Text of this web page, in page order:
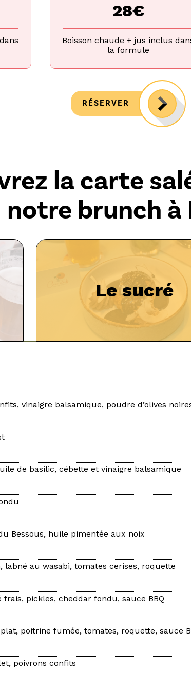
28€
Boisson chaude + jus inclus
la formule
RÉSERVER
la carte
notre brunch à
Le sucré
vinaigre balsamique, poudre d’olives
de basilic, cébette et vinaigre balsamique
Bessous, huile pimentée aux noix
labné au wasabi, tomates cerises, roquette
pickles, cheddar fondu, sauce BBQ
poitrine fumée, tomates, roquette, sauce
poivrons confits